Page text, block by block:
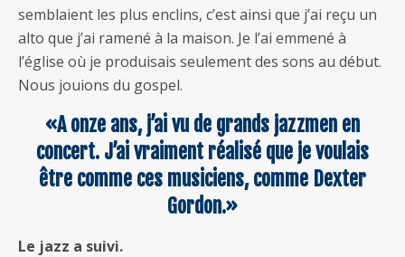
semblaient les plus enclins, c’est ainsi que j’ai reçu un
alto que j’ai ramené à la maison. Je l’ai emmené à
l’église où je produisais seulement des sons au début.
Nous jouions du gospel.
«A onze ans, j’ai vu de grands jazzmen en
concert. J’ai vraiment réalisé que je voulais
être comme ces musiciens, comme Dexter
Gordon.»
Le jazz a suivi.